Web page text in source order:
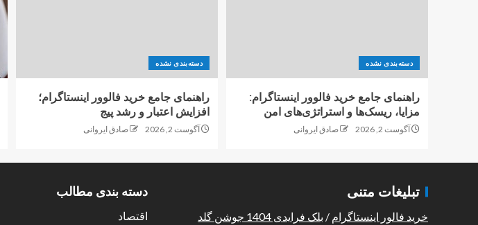
دسته‌بندی نشده
راهنمای جامع خرید فالوور اینستاگرام:
مزایا، ریسک‌ها و استراتژی‌های امن
آگوست 2, 2026 صادق ایروانی
دسته‌بندی نشده
راهنمای جامع خرید فالوور اینستاگرام؛
افزایش اعتبار و رشد پیج
آگوست 2, 2026 صادق ایروانی
دسته بندی مطالب
اقتصاد
تبلیغات متنی
خرید فالور اینستاگرام / بلک فرایدی 1404 جوشن گلد